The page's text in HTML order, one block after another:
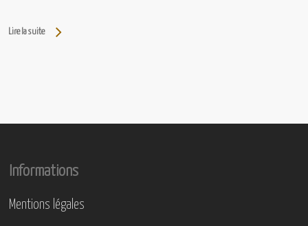
Lire la suite
Informations
Mentions légales